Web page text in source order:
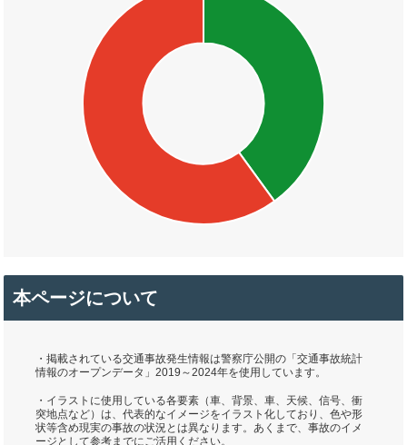
本ページについて
・掲載されている交通事故発生情報は警察庁公開の「交通事故統計
情報のオープンデータ」2019～2024年を使用しています。
・イラストに使用している各要素（車、背景、車、天候、信号、衝
突地点など）は、代表的なイメージをイラスト化しており、色や形
状等含め現実の事故の状況とは異なります。あくまで、事故のイメ
ージとして参考までにご活用ください。